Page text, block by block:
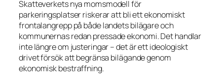
Skatteverkets nya momsmodell för
parkeringsplatser riskerar att bli ett ekonomiskt
frontalangrepp på både landets bilägare och
kommunernas redan pressade ekonomi. Det handlar
inte längre om justeringar – det är ett ideologiskt
drivet försök att begränsa bilägande genom
ekonomisk bestraffning.